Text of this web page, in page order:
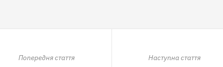
Попередня стаття Наступна стаття